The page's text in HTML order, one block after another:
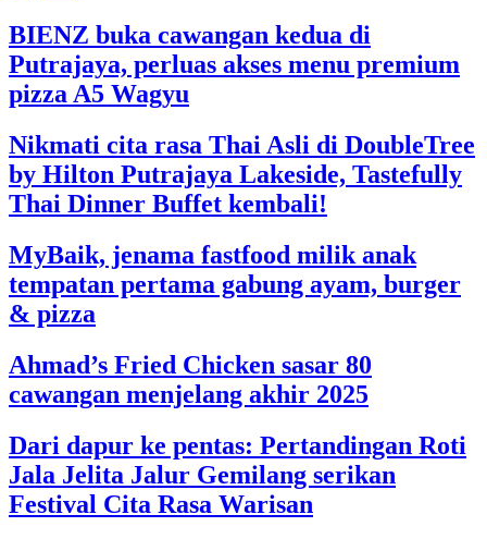
BIENZ buka cawangan kedua di
Putrajaya, perluas akses menu premium
pizza A5 Wagyu
Nikmati cita rasa Thai Asli di DoubleTree
by Hilton Putrajaya Lakeside, Tastefully
Thai Dinner Buffet kembali!
MyBaik, jenama fastfood milik anak
tempatan pertama gabung ayam, burger
& pizza
Ahmad’s Fried Chicken sasar 80
cawangan menjelang akhir 2025
Dari dapur ke pentas: Pertandingan Roti
Jala Jelita Jalur Gemilang serikan
Festival Cita Rasa Warisan